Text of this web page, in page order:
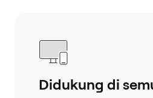
Didukung di